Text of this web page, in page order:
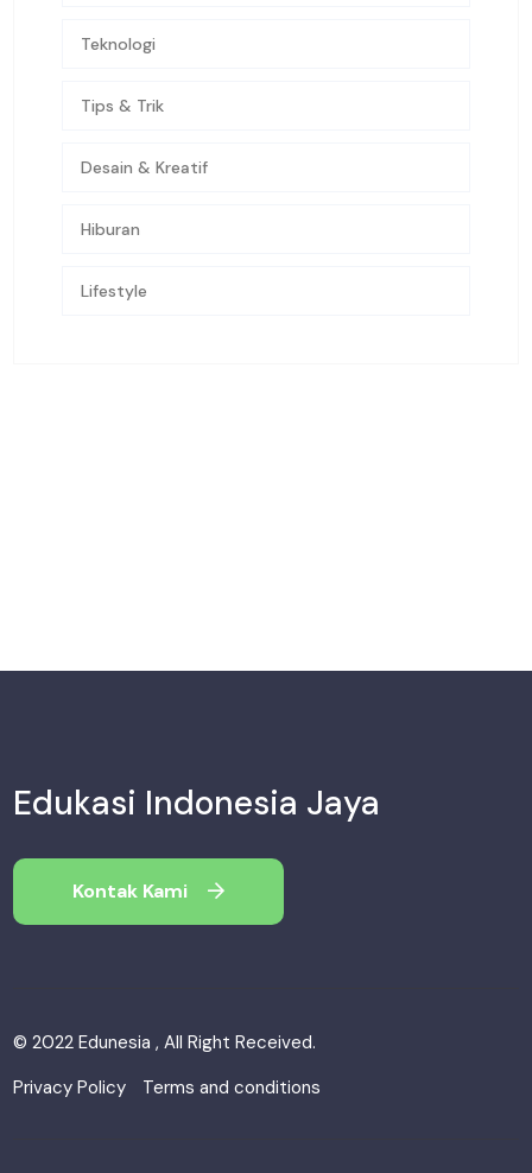
Teknologi
Tips & Trik
Desain & Kreatif
Hiburan
Lifestyle
Edukasi Indonesia Jaya
Kontak Kami
© 2022 Edunesia , All Right Received.
Privacy Policy
Terms and conditions